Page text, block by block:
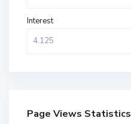
Interest
Page Views Statistics